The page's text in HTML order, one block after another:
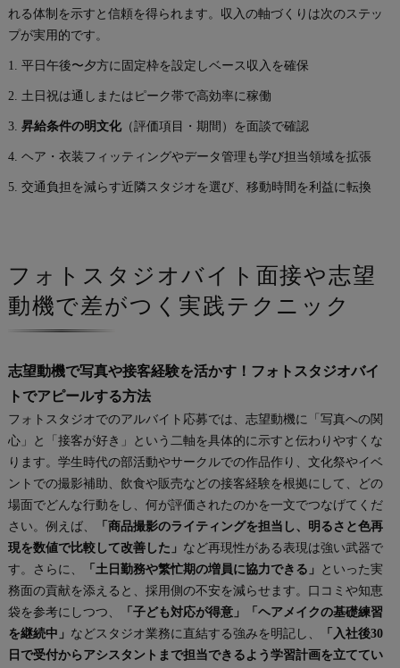
れる体制を示すと信頼を得られます。収入の軸づくりは次のステッ
プが実用的です。
1. 平日午後〜夕方に固定枠を設定しベース収入を確保
2. 土日祝は通しまたはピーク帯で高効率に稼働
3. 昇給条件の明文化（評価項目・期間）を面談で確認
4. ヘア・衣装フィッティングやデータ管理も学び担当領域を拡張
5. 交通負担を減らす近隣スタジオを選び、移動時間を利益に転換
フォトスタジオバイト面接や志望
動機で差がつく実践テクニック
志望動機で写真や接客経験を活かす！フォトスタジオバイ
トでアピールする方法
フォトスタジオでのアルバイト応募では、志望動機に「写真への関
心」と「接客が好き」という二軸を具体的に示すと伝わりやすくな
ります。学生時代の部活動やサークルでの作品作り、文化祭やイベ
ントでの撮影補助、飲食や販売などの接客経験を根拠にして、どの
場面でどんな行動をし、何が評価されたのかを一文でつなげてくだ
さい。例えば、
「商品撮影のライティングを担当し、明るさと色再
現を数値で比較して改善した」 など再現性がある表現は強い武器で
す。さらに、
「土日勤務や繁忙期の増員に協力できる」 といった実
務面の貢献を添えると、採用側の不安を減らせます。口コミや知恵
袋を参考にしつつ、
「子ども対応が得意」「ヘアメイクの基礎練習
を継続中」 などスタジオ業務に直結する強みを明記し、
「入社後30
日で受付からアシスタントまで担当できるよう学習計画を立ててい